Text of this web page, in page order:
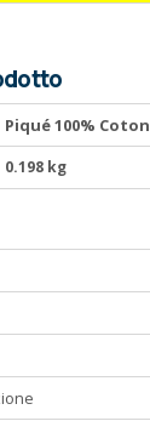
Piqué 100%
0.198 kg